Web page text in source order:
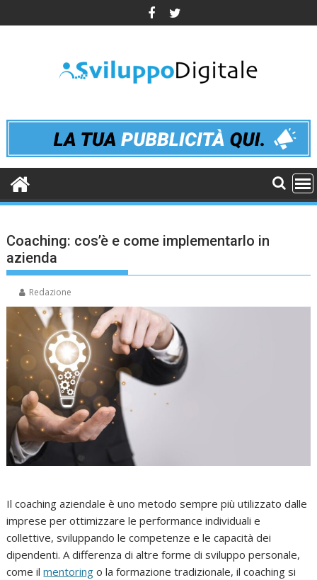
to
Coaching: cos’è e come implementarlo in
azienda
Redazione
Il coaching aziendale è uno metodo sempre più utilizzato dalle
imprese per ottimizzare le performance individuali e
collettive, sviluppando le competenze e le capacità dei
dipendenti. A differenza di altre forme di sviluppo personale,
come ilmentoring o la formazione tradizionale, il coaching si